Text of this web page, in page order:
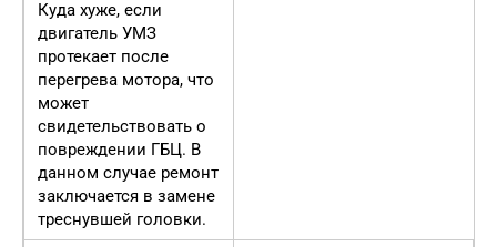
Куда хуже, если
двигатель УМЗ
протекает после
перегрева мотора, что
может
свидетельствовать о
повреждении ГБЦ. В
данном случае ремонт
заключается в замене
треснувшей головки.